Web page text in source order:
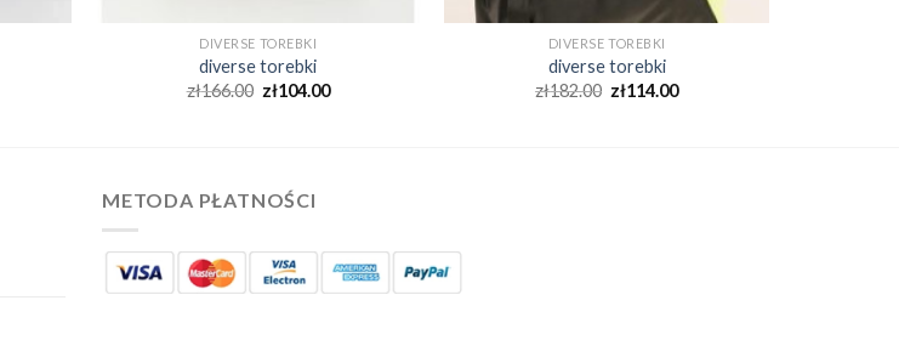
DIVERSE TOREBKI
diverse torebki
zł166.00 zł104.00
DIVERSE TOREBKI
diverse torebki
zł182.00 zł114.00
METODA PŁATNOŚCI